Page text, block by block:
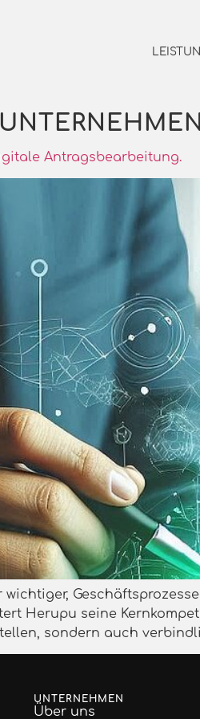
Antragsbearbeitung.
Herupu seine
sondern auch
UNTERNEHMEN
Über uns